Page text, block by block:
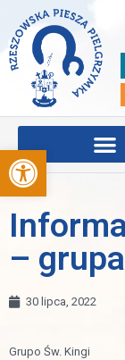
Otwórz
–
30 lipca, 2022
Grupo Św. Kingi